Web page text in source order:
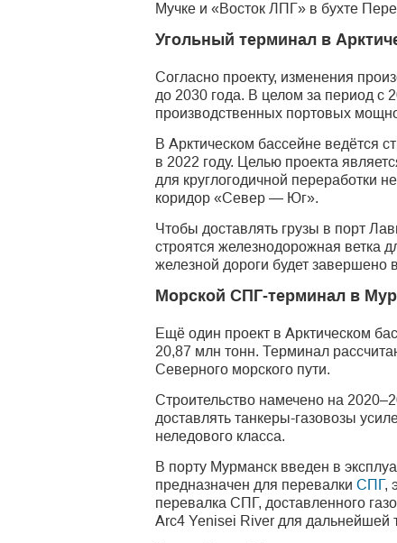
Мучке и «Восток ЛПГ» в бухте
Угольный терминал в
Согласно проекту, изменения
до 2030 года. В целом за период с
производственных портовых
В Арктическом бассейне ведётся
в 2022 году. Целью проекта
для круглогодичной переработки
коридор «Север — Юг».
Чтобы доставлять грузы в порт
строятся железнодорожная ветка
железной дороги будет завершено
Морской СПГ-терминал в
Ещё один проект в Арктическом
20,87 млн тонн. Терминал
Северного морского пути.
Строительство намечено на
доставлять танкеры-газовозы
неледового класса.
В порту Мурманск введен в
предназначен для перевалки СПГ,
перевалка СПГ, доставленного
Arc4 Yenisei River для дальнейшей